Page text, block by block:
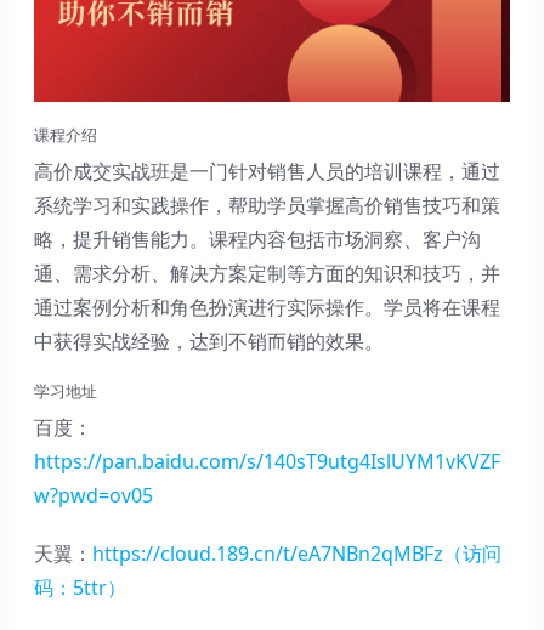
课程介绍
高价成交实战班是一门针对销售人员的培训课程，通过
系统学习和实践操作，帮助学员掌握高价销售技巧和策
略，提升销售能力。课程内容包括市场洞察、客户沟
通、需求分析、解决方案定制等方面的知识和技巧，并
通过案例分析和角色扮演进行实际操作。学员将在课程
中获得实战经验，达到不销而销的效果。
学习地址
百度：
https://pan.baidu.com/s/140sT9utg4IslUYM1vKVZF
w?pwd=ov05
天翼： https://cloud.189.cn/t/eA7NBn2qMBFz（访问
码：5ttr）